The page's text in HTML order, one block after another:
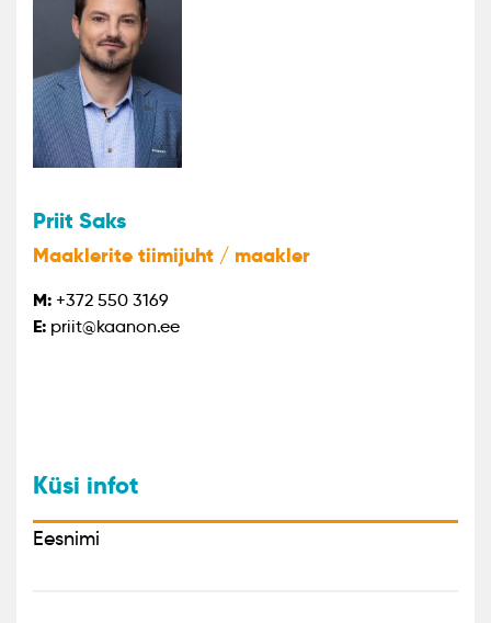
Priit Saks
Maaklerite tiimijuht / maakler
M: +372 550 3169
E: priit@kaanon.ee
Küsi infot
Eesnimi